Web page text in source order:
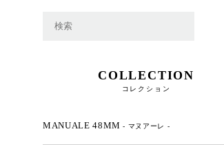
COLLECTION
コレクション
MANUALE 48MM- マヌアーレ -